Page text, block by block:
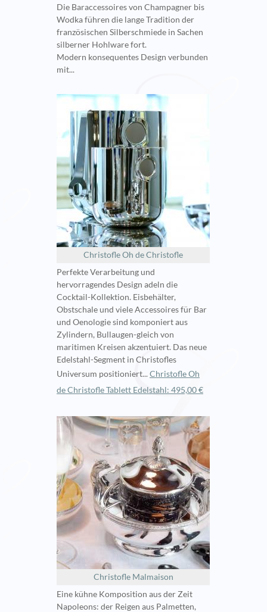
Die Baraccessoires von Champagner bis
Wodka führen die lange Tradition der
französischen Silberschmiede in Sachen
silberner Hohlware fort.
Modern konsequentes Design verbunden
mit...
Christofle Oh de Christofle
Perfekte Verarbeitung und
hervorragendes Design adeln die
Cocktail-Kollektion. Eisbehälter,
Obstschale und viele Accessoires für Bar
und Oenologie sind komponiert aus
Zylindern, Bullaugen-gleich von
maritimen Kreisen akzentuiert. Das neue
Edelstahl-Segment in Christofles
Universum positioniert... Christofle Oh
de Christofle Tablett Edelstahl: 495,00 €
Christofle Malmaison
Eine kühne Komposition aus der Zeit
Napoleons: der Reigen aus Palmetten,